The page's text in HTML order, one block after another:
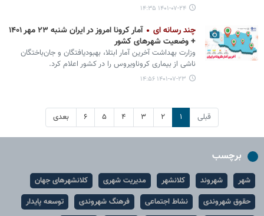
۱۴۰۱-۰۷-۲۴ ۱۴:۳۵
چند رسانه ای
آمار کرونا امروز در ایران شنبه ۲۳ مهر ۱۴۰۱
+ وضعیت شهرهای کشور
وزارت بهداشت آخرین آمار ابتلا، بهبودیافتگان و جان‌باختگان
ناشی از بیماری کروناویروس را در کشور اعلام کرد.
۱۴۰۱-۰۷-۲۳ ۱۴:۵۶
قبلی ۱ ۲ ۳ ۴ ۵ ۶ بعدی
برچسب
شهر شهروند کلانشهر مدیریت شهری
کلانشهرهای جهان
حقوق شهروندی
نشاط اجتماعی فرهنگ شهروندی
توسعه پایدار